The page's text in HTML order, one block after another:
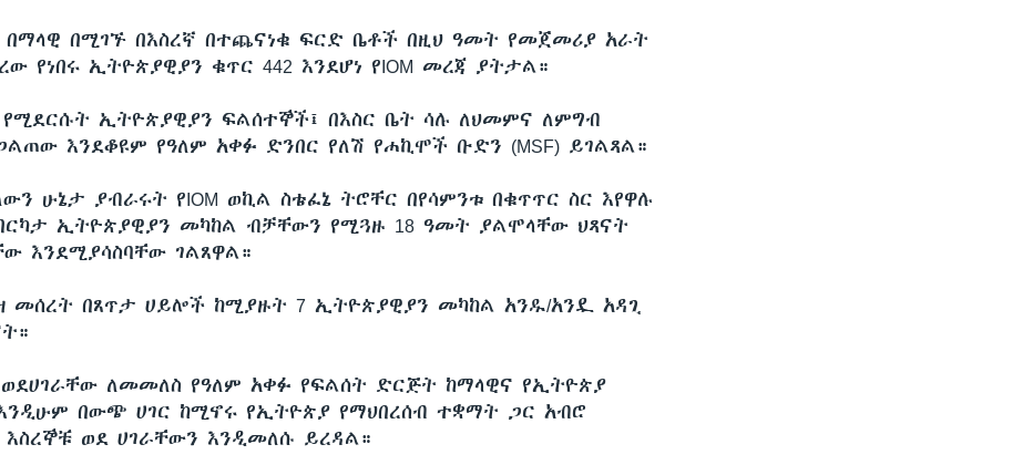
በማላዊ በሚገኙ በእስረኛ በተጨናነቁ ፍርድ ቤቶች በዚህ ዓመት የመጀመሪያ አራት
የነበሩ ኢትዮጵያዊያን ቁጥር 442 እንደሆነ የIOM መረጃ ያትታል።
ኢትዮጵያዊያን ፍልሰተኞች፤ በእስር ቤት ሳሉ ለህመምና ለምግብ
እንደቆዩም የዓለም አቀፉ ድንበር የለሽ የሐኪሞች ቡድን (MSF) ይገልጻል።
ሁኔታ ያብራሩት የIOM ወኪል ስቴፈኔ ትሮቸር በየሳምንቱ በቁጥጥር ስር እየዋሉ
ኢትዮጵያዊያን መካከል ብቻቸውን የሚጓዙ 18 ዓመት ያልሞላቸው ህጻናት
እንደሚያሳስባቸው ገልጸዋል።
መሰረት በጸጥታ ሀይሎች ከሚያዙት 7 ኢትዮጵያዊያን መካከል አንዱ/አንዷ አዳጊ
ወደሀገራቸው ለመመለስ የዓለም አቀፉ የፍልሰት ድርጅት ከማላዊና የኢትዮጵያ
በውጭ ሀገር ከሚኖሩ የኢትዮጵያ የማህበረሰብ ተቋማት ጋር አብሮ
እስረኞቹ ወደ ሀገራቸውን እንዲመለሱ ይረዳል።